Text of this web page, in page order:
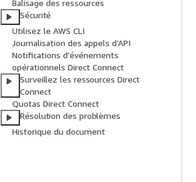
Balisage des ressources
Sécurité
Utilisez le AWS CLI
Journalisation des appels d’API
Notifications d'événements
opérationnels Direct Connect
Surveillez les ressources Direct
Connect
Quotas Direct Connect
Résolution des problèmes
Historique du document